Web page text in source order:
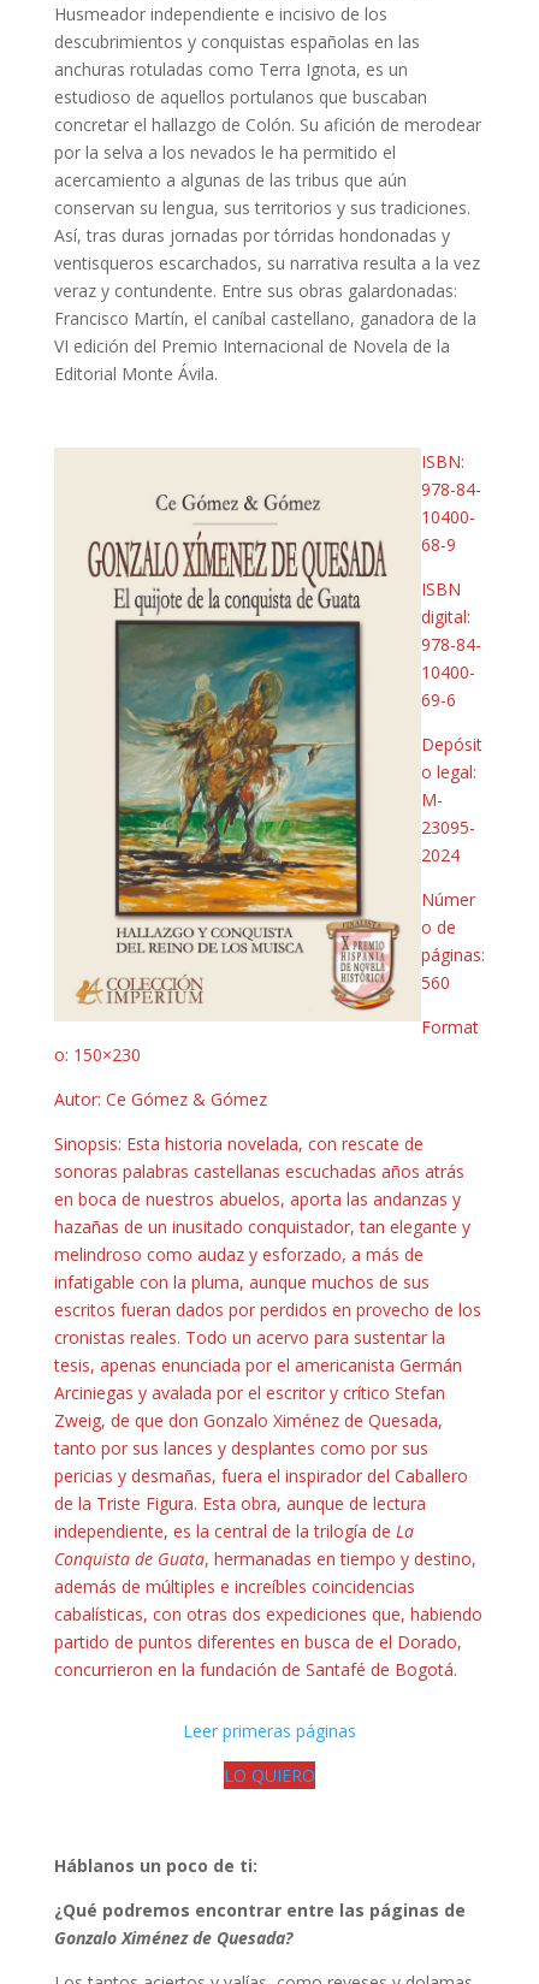
Husmeador independiente e incisivo de los
descubrimientos y conquistas españolas en las
anchuras rotuladas como Terra Ignota, es un
estudioso de aquellos portulanos que buscaban
concretar el hallazgo de Colón. Su afición de merodear
por la selva a los nevados le ha permitido el
acercamiento a algunas de las tribus que aún
conservan su lengua, sus territorios y sus tradiciones.
Así, tras duras jornadas por tórridas hondonadas y
ventisqueros escarchados, su narrativa resulta a la vez
veraz y contundente. Entre sus obras galardonadas:
Francisco Martín, el caníbal castellano, ganadora de la
VI edición del Premio Internacional de Novela de la
Editorial Monte Ávila.
ISBN:
978-84-
10400-
68-9
ISBN
digital:
978-84-
10400-
69-6
Depósit
o legal:
M-
23095-
2024
Númer
o de
páginas:
560
Format
o: 150×230
Autor: Ce Gómez & Gómez
Sinopsis: Esta historia novelada, con rescate de
sonoras palabras castellanas escuchadas años atrás
en boca de nuestros abuelos, aporta las andanzas y
hazañas de un inusitado conquistador, tan elegante y
melindroso como audaz y esforzado, a más de
infatigable con la pluma, aunque muchos de sus
escritos fueran dados por perdidos en provecho de los
cronistas reales. Todo un acervo para sustentar la
tesis, apenas enunciada por el americanista Germán
Arciniegas y avalada por el escritor y crítico Stefan
Zweig, de que don Gonzalo Ximénez de Quesada,
tanto por sus lances y desplantes como por sus
pericias y desmañas, fuera el inspirador del Caballero
de la Triste Figura. Esta obra, aunque de lectura
independiente, es la central de la trilogía de La
Conquista de Guata, hermanadas en tiempo y destino,
además de múltiples e increíbles coincidencias
cabalísticas, con otras dos expediciones que, habiendo
partido de puntos diferentes en busca de el Dorado,
concurrieron en la fundación de Santafé de Bogotá.
Leer primeras páginas
LO QUIERO
Háblanos un poco de ti:
¿Qué podremos encontrar entre las páginas de
Gonzalo Ximénez de Quesada?